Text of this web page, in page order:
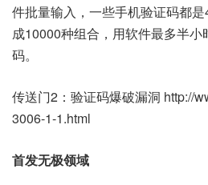
件批量输入，一些手机验证码都
成10000种组合，用软件最多半
码。
传送门2：验证码爆破漏洞 http://
3006-1-1.html
首发无极领域